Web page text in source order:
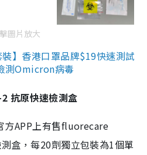
圖片放大
】香港口罩品牌$19快速測試
測Omicron病毒
抗原快速檢測盒
方APP上有售fluorecare
盒，每20劑獨立包裝為1個單